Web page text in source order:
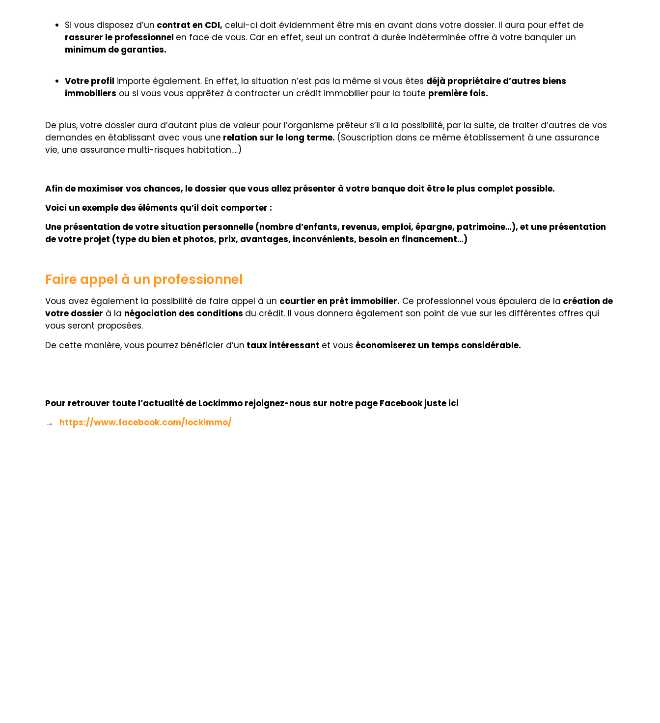
Si vous disposez d’un contrat en CDI, celui-ci doit évidemment être mis en avant dans votre dossier. Il aura pour effet de
rassurer le professionnel en face de vous. Car en effet, seul un contrat à durée indéterminée offre à votre banquier un
minimum de garanties.
Votre profil importe également. En effet, la situation n’est pas la même si vous êtes déjà propriétaire d’autres biens
immobiliers ou si vous vous apprêtez à contracter un crédit immobilier pour la toute première fois.
De plus, votre dossier aura d’autant plus de valeur pour l’organisme prêteur s’il a la possibilité, par la suite, de traiter d’autres de vos
demandes en établissant avec vous une relation sur le long terme. (Souscription dans ce même établissement à une assurance
vie, une assurance multi-risques habitation….)
Afin de maximiser vos chances, le dossier que vous allez présenter à votre banque doit être le plus complet possible.
Voici un exemple des éléments qu’il doit comporter :
Une présentation de votre situation personnelle (nombre d’enfants, revenus, emploi, épargne, patrimoine…), et une présentation
de votre projet (type du bien et photos, prix, avantages, inconvénients, besoin en financement…)
Faire appel à un professionnel
Vous avez également la possibilité de faire appel à un courtier en prêt immobilier. Ce professionnel vous épaulera de la création de
votre dossier à la négociation des conditions du crédit. Il vous donnera également son point de vue sur les différentes offres qui
vous seront proposées.
De cette manière, vous pourrez bénéficier d’un taux intéressant et vous économiserez un temps considérable.
Pour retrouver toute l’actualité de Lockimmo rejoignez-nous sur notre page Facebook juste ici
→ https://www.facebook.com/lockimmo/